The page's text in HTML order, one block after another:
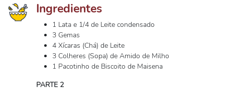
Ingredientes
1 Lata e 1/4 de Leite condensado
3 Gemas
4 Xícaras (Chá) de Leite
3 Colheres (Sopa) de Amido de Milho
1 Pacotinho de Biscoito de Maisena
PARTE 2